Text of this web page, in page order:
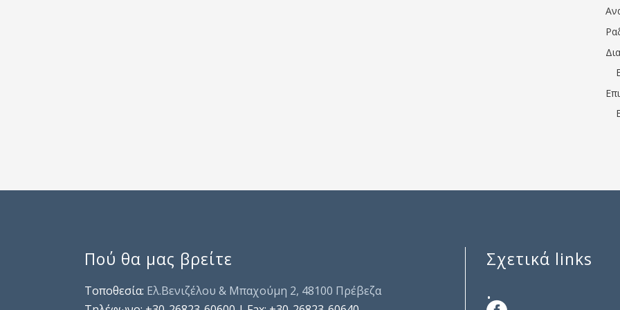
Πού θα μας βρείτε
Τοποθεσία: Ελ.Βενιζέλου & Μπαχούμη 2, 48100 Πρέβεζα
Σχετικά links
.